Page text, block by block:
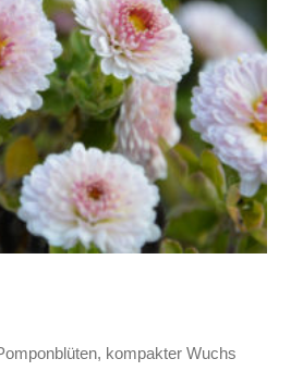
kompakter Wuchs